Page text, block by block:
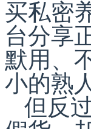
买私密
台分享
默用、
小的熟
但反